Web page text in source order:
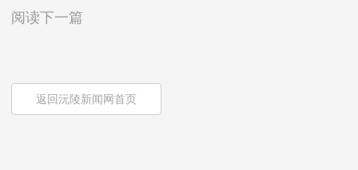
阅读下一篇
返回沅陵新闻网首页